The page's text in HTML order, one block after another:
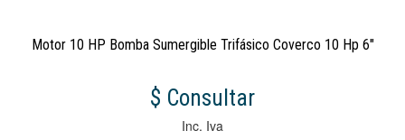
Motor 10 HP Bomba Sumergible Trifásico Coverco 10 Hp 6"
$ Consultar
Inc. Iva